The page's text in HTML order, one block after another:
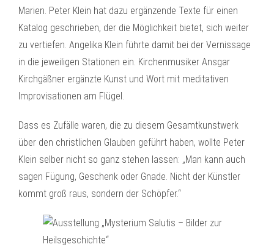
Marien. Peter Klein hat dazu ergänzende Texte für einen
Katalog geschrieben, der die Möglichkeit bietet, sich weiter
zu vertiefen. Angelika Klein führte damit bei der Vernissage
in die jeweiligen Stationen ein. Kirchenmusiker Ansgar
Kirchgäßner ergänzte Kunst und Wort mit meditativen
Improvisationen am Flügel.
Dass es Zufälle waren, die zu diesem Gesamtkunstwerk
über den christlichen Glauben geführt haben, wollte Peter
Klein selber nicht so ganz stehen lassen: „Man kann auch
sagen Fügung, Geschenk oder Gnade. Nicht der Künstler
kommt groß raus, sondern der Schöpfer.“